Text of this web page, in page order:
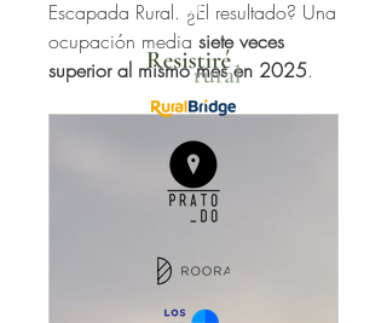
Escapada Rural. ¿El resultado? Una
ocupación media siete veces
superior al mismo mes en 2025.